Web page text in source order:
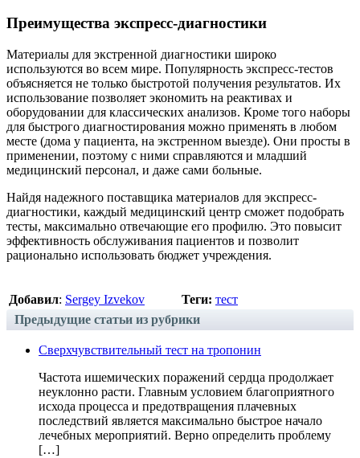
Преимущества экспресс-диагностики
Материалы для экстренной диагностики широко
используются во всем мире. Популярность экспресс-тестов
объясняется не только быстротой получения результатов. Их
использование позволяет экономить на реактивах и
оборудовании для классических анализов. Кроме того наборы
для быстрого диагностирования можно применять в любом
месте (дома у пациента, на экстренном выезде). Они просты в
применении, поэтому с ними справляются и младший
медицинский персонал, и даже сами больные.
Найдя надежного поставщика материалов для экспресс-
диагностики, каждый медицинский центр сможет подобрать
тесты, максимально отвечающие его профилю. Это повысит
эффективность обслуживания пациентов и позволит
рационально использовать бюджет учреждения.
Добавил: Sergey Izvekov Теги: тест
Предыдущие статьи из рубрики
Сверхчувствительный тест на тропонин
Частота ишемических поражений сердца продолжает
неуклонно расти. Главным условием благоприятного
исхода процесса и предотвращения плачевных
последствий является максимально быстрое начало
лечебных мероприятий. Верно определить проблему
[…]